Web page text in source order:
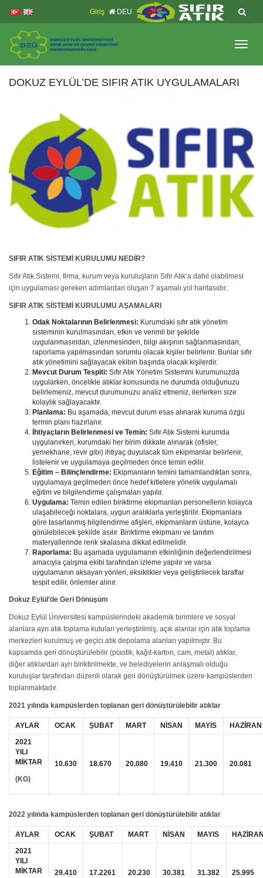
atla
atla
Giriş DEU
DOKUZ EYLÜL’DE SIFIR ATIK UYGULAMALARI
SIFIR ATIK SİSTEMİ KURULUMU NEDİR?
Sıfır Atık Sistemi, firma, kurum veya kuruluşların Sıfır Atık’a dahil olabilmesi
için uygulaması gereken adımlardan oluşan 7 aşamalı yol haritasıdır.
SIFIR ATIK SİSTEMİ KURULUMU AŞAMALARI
Odak Noktalarının Belirlenmesi: Kurumdaki sıfır atık yönetim
sisteminin kurulmasından, etkin ve verimli bir şekilde
uygulanmasından, izlenmesinden, bilgi akışının sağlanmasından,
raporlama yapılmasından sorumlu olacak kişiler belirlenir. Bunlar sıfır
atık yönetimini sağlayacak ekibin başında olacak kişilerdir.
Mevcut Durum Tespiti: Sıfır Atık Yönetim Sistemini kurumunuzda
uygularken, öncelikle atıklar konusunda ne durumda olduğunuzu
belirlemeniz, mevcut durumunuzu analiz etmeniz, ilerlerken size
kolaylık sağlayacaktır.
Planlama: Bu aşamada, mevcut durum esas alınarak kuruma özgü
termin planı hazırlanır.
İhtiyaçların Belirlenmesi ve Temin: Sıfır Atık Sistemi kurumda
uygulanırken, kurumdaki her birim dikkate alınarak (ofisler,
yemekhane, revir gibi) ihtiyaç duyulacak tüm ekipmanlar belirlenir,
listelenir ve uygulamaya geçilmeden önce temin edilir.
Eğitim – Bilinçlendirme: Ekipmanların temini tamamlandıktan sonra,
uygulamaya geçilmeden önce hedef kitlelere yönelik uygulamalı
eğitim ve bilgilendirme çalışmaları yapılır.
Uygulama: Temin edilen biriktirme ekipmanları personellerin kolayca
ulaşabileceği noktalara, uygun aralıklarla yerleştirilir. Ekipmanlara
göre tasarlanmış bilgilendirme afişleri, ekipmanların üstüne, kolayca
görülebilecek şekilde asılır. Biriktirme ekipmanı ve tanıtım
materyallerinde renk skalasına dikkat edilmelidir.
Raporlama: Bu aşamada uygulamanın etkinliğinin değerlendirilmesi
amacıyla çalışma ekibi tarafından izleme yapılır ve varsa
uygulamanın aksayan yönleri, eksiklikler veya geliştirilecek taraflar
tespit edilir, önlemler alınır.
Dokuz Eylül’de Geri Dönüşüm
Dokuz Eylül Üniversitesi kampüslerindeki akademik birimlere ve sosyal
alanlara ayrı atık toplama kutuları yerleştirilmiş, açık alanlar için atık toplama
merkezleri kurulmuş ve geçici atık depolama alanları yapılmıştır. Bu
kapsamda geri dönüştürülebilir (plastik, kağıt-karton, cam, metal) atıklar,
diğer atıklardan ayrı biriktirilmekte, ve belediyelerin anlaşmalı olduğu
kuruluşlar tarafından düzenli olarak geri dönüştürülmek üzere kampüslerden
toplanmaktadır.
2021 yılında kampüslerden toplanan geri dönüştürülebilir atıklar
AYLAR OCAK ŞUBAT MART NİSAN MAYIS
HAZİRAN
2021
YILI
MİKTAR
(KG)
10.630 18.670 20.080 19.410 21.300 20.081
2022 yılında kampüslerden toplanan geri dönüştürülebilir atıklar
AYLAR OCAK ŞUBAT MART NİSAN MAYIS
2021
YILI
MİKTAR
29.410 17.2261 20.230 30.381 31.382 25.995